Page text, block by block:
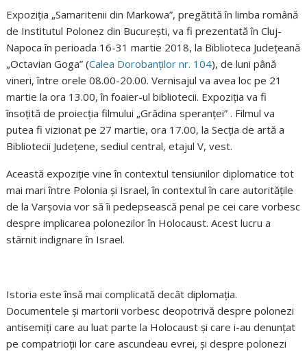
Expoziţia „Samaritenii din Markowa”, pregătită în limba română
de Institutul Polonez din Bucureşti, va fi prezentată în Cluj-
Napoca în perioada 16-31 martie 2018, la Biblioteca Judeţeană
„Octavian Goga” (Calea Dorobanţilor nr. 104), de luni până
vineri, între orele 08.00-20.00. Vernisajul va avea loc pe 21
martie la ora 13.00, în foaier-ul bibliotecii. Expoziţia va fi
însoţită de proiecţia filmului „Grădina speranţei” . Filmul va
putea fi vizionat pe 27 martie, ora 17.00, la Secţia de artă a
Bibliotecii Judeţene, sediul central, etajul V, vest.
Această expoziţie vine în contextul tensiunilor diplomatice tot
mai mari între Polonia şi Israel, în contextul în care autorităţile
de la Varşovia vor să îi pedepsească penal pe cei care vorbesc
despre implicarea polonezilor în Holocaust. Acest lucru a
stârnit indignare în Israel.
Istoria este însă mai complicată decât diplomaţia.
Documentele şi martorii vorbesc deopotrivă despre polonezi
antisemiţi care au luat parte la Holocaust şi care i-au denunţat
pe compatrioţii lor care ascundeau evrei, şi despre polonezi